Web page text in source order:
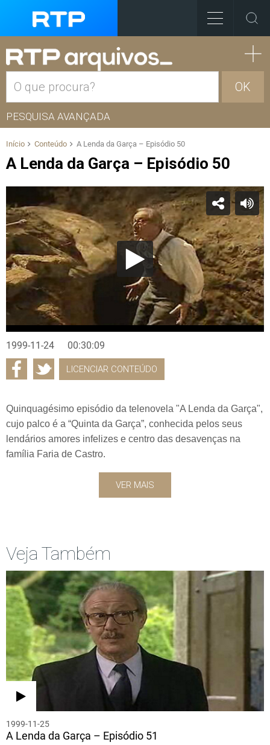
OK
PESQUISA AVANÇADA
Início Conteúdo A Lenda da Garça – Episódio 50
A Lenda da Garça – Episódio 50
1999-11-24 00:30:09
LICENCIAR CONTEÚDO
Quinquagésimo episódio da telenovela "A Lenda da Garça",
cujo palco é a “Quinta da Garça”, conhecida pelos seus
lendários amores infelizes e centro das desavenças na
família Faria de Castro.
VER MAIS
Veja Também
1999-11-25
A Lenda da Garça – Episódio 51